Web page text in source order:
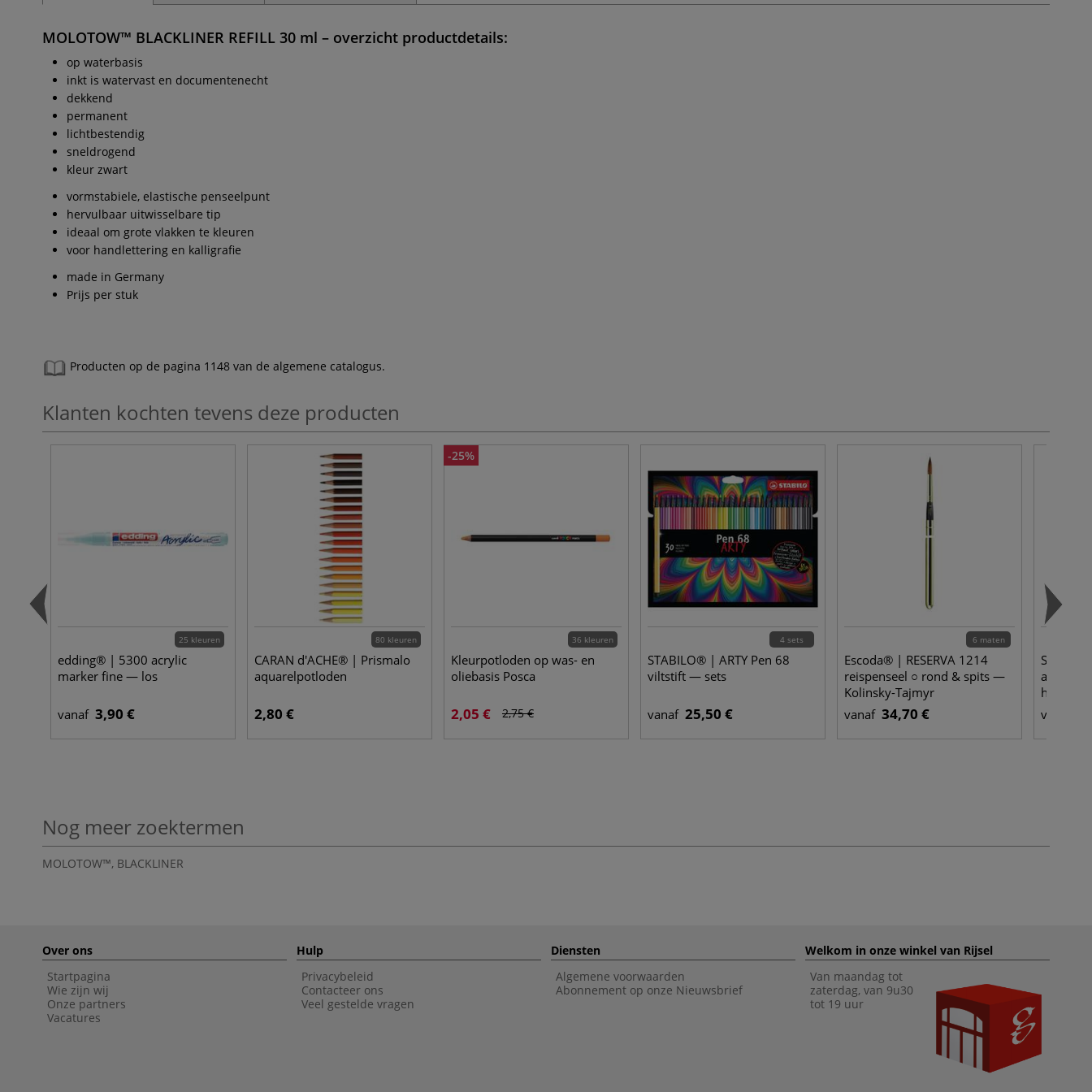
MOLOTOW™ BLACKLINER REFILL 30 ml – overzicht productdetails:
op waterbasis
inkt is watervast en documentenecht
dekkend
permanent
lichtbestendig
sneldrogend
kleur zwart
vormstabiele, elastische penseelpunt
hervulbaar uitwisselbare tip
ideaal om grote vlakken te kleuren
voor handlettering en kalligrafie
made in Germany
Prijs per stuk
Producten op de pagina 1148 van de algemene catalogus.
Klanten kochten tevens deze producten
25 kleuren
edding® | 5300 acrylic
marker fine — los
vanaf 3,90 €
80 kleuren
CARAN d'ACHE® | Prismalo
aquarelpotloden
2,80 €
-25%
36 kleuren
Kleurpotloden op was- en
oliebasis Posca
2,05 € 2,75 €
4 sets
STABILO® | ARTY Pen 68
viltstift — sets
vanaf 25,50 €
6 maten
Escoda® | RESERVA 1214
reispenseel ○ rond & spits —
Kolinsky-Tajmyr
roodmarterhaar
vanaf 34,70 €
honing
vanaf
Nog meer zoektermen
MOLOTOW™, BLACKLINER
Over ons
Startpagina
Wie zijn wij
Onze partners
Vacatures
Hulp
Privacybeleid
Contacteer ons
Veel gestelde vragen
Diensten
Algemene voorwaarden
Abonnement op onze Nieuwsbrief
Welkom in onze winkel van Rijsel
Van maandag tot
zaterdag, van 9u30
tot 19 uur